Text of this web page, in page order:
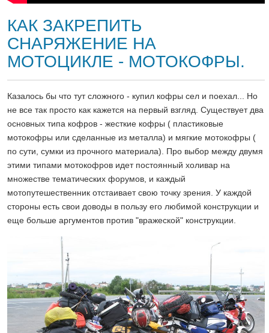
КАК ЗАКРЕПИТЬ
СНАРЯЖЕНИЕ НА
МОТОЦИКЛЕ - МОТОКОФРЫ.
Казалось бы что тут сложного - купил кофры сел и поехал... Но
не все так просто как кажется на первый взгляд. Существует два
основных типа кофров - жесткие кофры ( пластиковые
мотокофры или сделанные из металла) и мягкие мотокофры (
по сути, сумки из прочного материала). Про выбор между двумя
этими типами мотокофров идет постоянный холивар на
множестве тематических форумов, и каждый
мотопутешественник отстаивает свою точку зрения. У каждой
стороны есть свои доводы в пользу его любимой конструкции и
еще больше аргументов против "вражеской" конструкции.